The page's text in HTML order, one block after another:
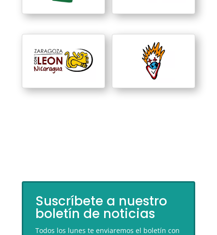
Suscríbete a nuestro
boletín de noticias
Todos los lunes te enviaremos el boletín con